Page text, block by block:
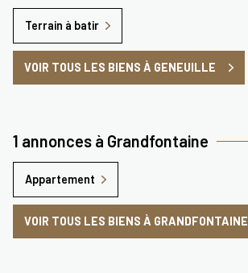
Terrain à batir
VOIR TOUS LES BIENS À GENEUILLE
1 annonces à Grandfontaine
Appartement
VOIR TOUS LES BIENS À GRANDFONTAINE